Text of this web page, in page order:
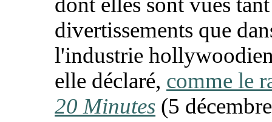
divertissements que
l'industrie
elle déclaré, comme le
20 Minutes (5